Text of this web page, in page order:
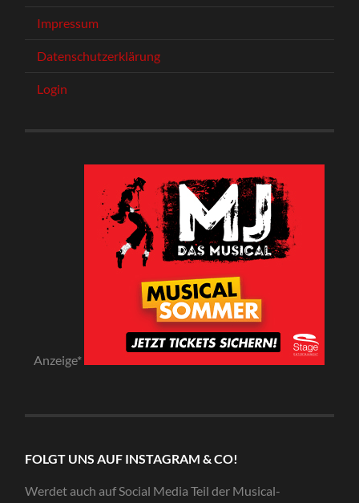
Impressum
Datenschutzerklärung
Login
Anzeige*
FOLGT UNS AUF INSTAGRAM & CO!
Werdet auch auf Social Media Teil der Musical-